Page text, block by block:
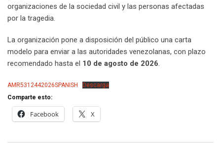
organizaciones de la sociedad civil y las personas afectadas
por la tragedia.
La organización pone a disposición del público una carta
modelo para enviar a las autoridades venezolanas, con plazo
recomendado hasta el 10 de agosto de 2026.
AMR5312442026SPANISH
Descarga
Comparte esto:
Facebook X